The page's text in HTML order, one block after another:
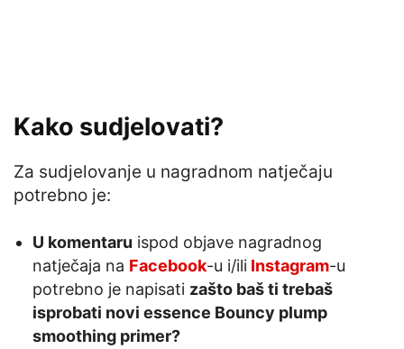
Kako sudjelovati?
Za sudjelovanje u nagradnom natječaju
potrebno je:
U komentaru ispod objave nagradnog
natječaja na Facebook-u i/ili Instagram-u
potrebno je napisati zašto baš ti trebaš
isprobati novi essence Bouncy plump
smoothing primer?